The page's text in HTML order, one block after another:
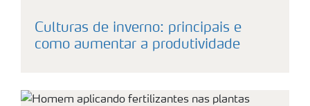
Culturas de inverno: principais e
como aumentar a produtividade